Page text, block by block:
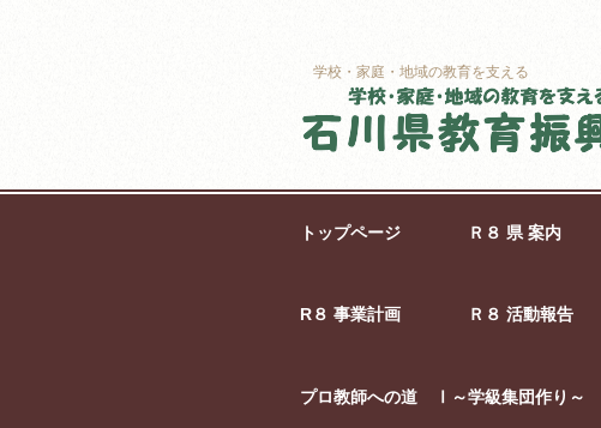
学校・家庭・地域の教育を支える
トップページ Ｒ８ 県 案内
R８ 事業計画 Ｒ８ 活動報告
プロ教師への道 Ⅰ～学級集団作り～